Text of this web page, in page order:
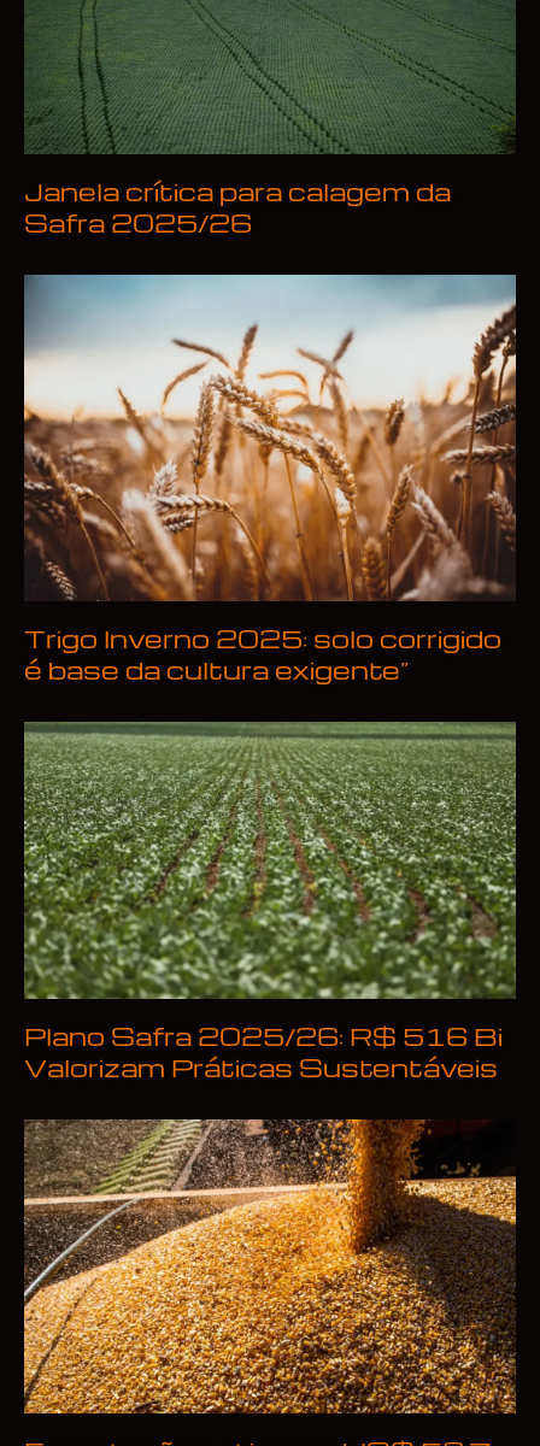
Janela crítica para calagem da
Safra 2025/26
Trigo Inverno 2025: solo corrigido
é base da cultura exigente”
Plano Safra 2025/26: R$ 516 Bi
Valorizam Práticas Sustentáveis